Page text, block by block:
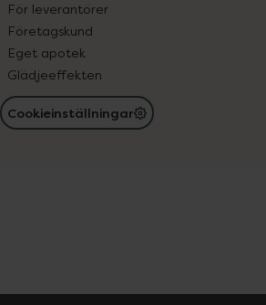
För leverantörer
Företagskund
Eget apotek
Glädjeeffekten
Cookieinställningar